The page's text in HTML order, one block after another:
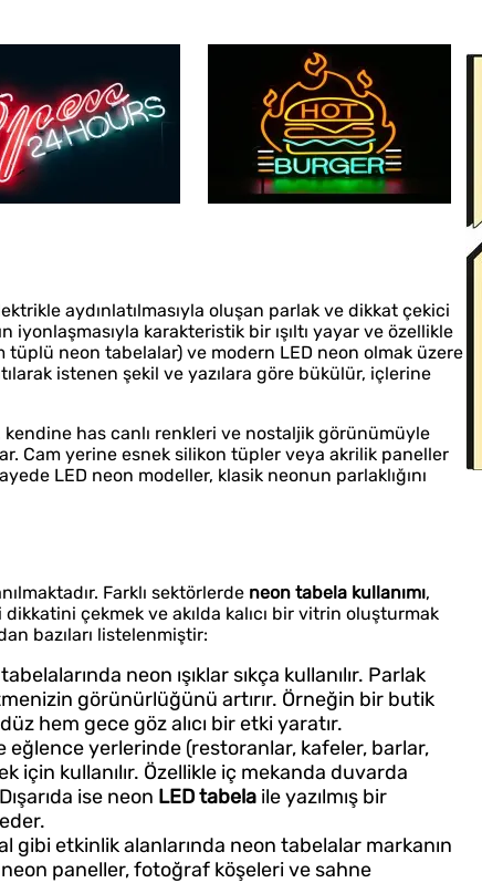
aydınlatılmasıyla oluşan parlak ve dikkat çekici
iyonlaşmasıyla karakteristik bir ışıltı yayar ve özellikle
neon tabelalar) ve modern LED neon olmak üzere
istenen şekil ve yazılara göre bükülür, içlerine
kendine has canlı renkleri ve nostaljik görünümüyle
Cam yerine esnek silikon tüpler veya akrilik paneller
LED neon modeller, klasik neonun parlaklığını
Farklı sektörlerde neon tabela kullanımı,
çekmek ve akılda kalıcı bir vitrin oluşturmak
bazıları listelenmiştir:
neon ışıklar sıkça kullanılır. Parlak
görünürlüğünü artırır. Örneğin bir butik
hem gece göz alıcı bir etki yaratır.
yerlerinde (restoranlar, kafeler, barlar,
kullanılır. Özellikle iç mekanda duvarda
ise neon LED tabela ile yazılmış bir
gibi etkinlik alanlarında neon tabelalar markanın
paneller, fotoğraf köşeleri ve sahne